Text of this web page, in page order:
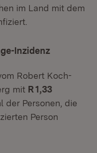
im Land mit dem
Inzidenz
Robert Koch-
mit R 1,33
der Personen, die
Person